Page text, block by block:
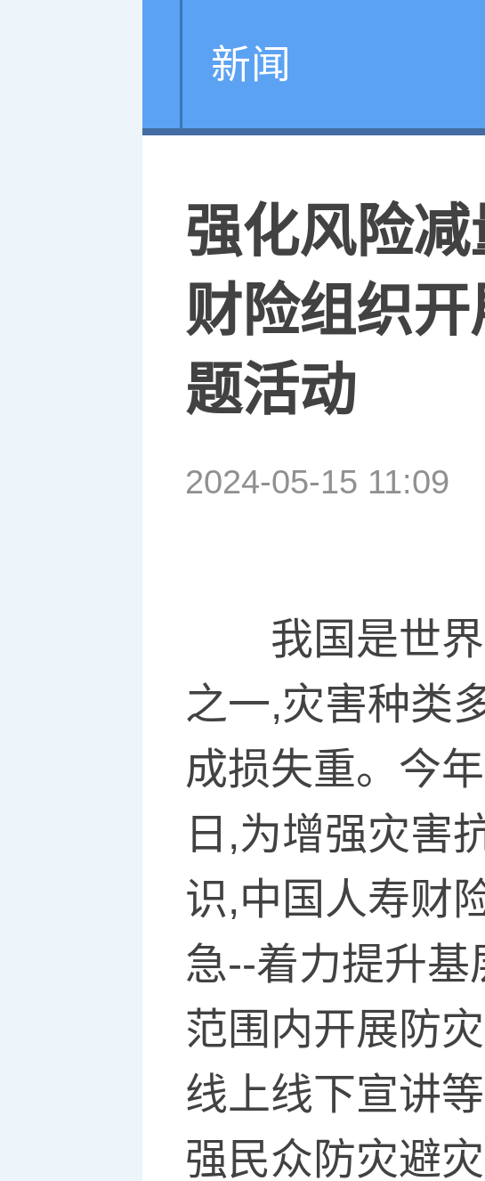
新闻
强化风险
财险组织
题活动
2024-05-15 11:09
我国是世
之一,灾害种类
成损失重。今
日,为增强灾害
识,中国人寿财
急--着力提升基
范围内开展防
线上线下宣讲
强民众防灾避